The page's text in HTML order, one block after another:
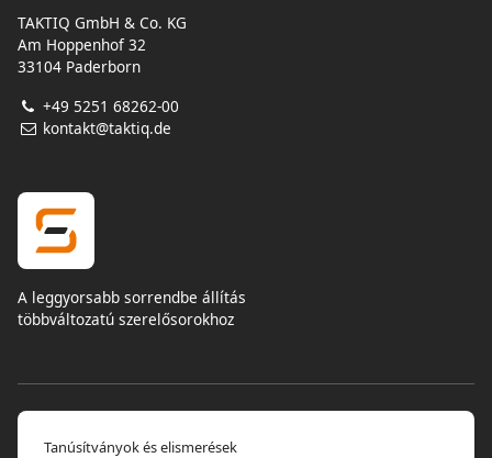
TAKTIQ GmbH & Co. KG
Am Hoppenhof 32
33104 Paderborn
+49 5251 68262-00
kontakt@taktiq.de
A leggyorsabb sorrendbe állítás
többváltozatú szerelősorokhoz
Tanúsítványok és elismerések